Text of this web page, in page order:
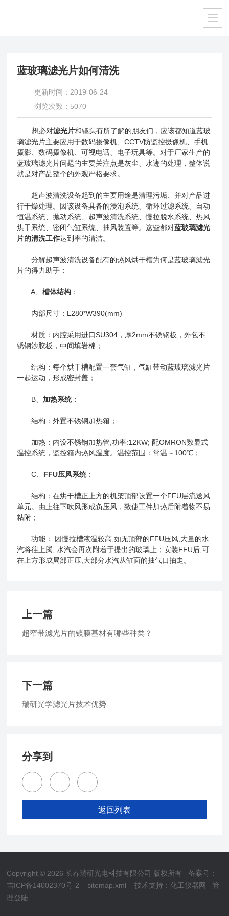
蓝玻璃滤光片如何清洗
更新时间：2019-06-24
浏览次数：5070
想必对滤光片和镜头有所了解的朋友们，应该都知道蓝玻
璃滤光片主要应用于数码摄像机、CCTV防监控摄像机、手机
摄影、数码摄像机、可视电话、电子玩具等。对于厂家生产的
蓝玻璃滤光片问题的主要关注点是灰尘、水迹的处理，整体说
就是对产品整个的外观严格要求。
超声波清洗设备起到的主要用途是清理污垢、并对产品进
行干燥处理。因该设备具备的浸泡系统、循环过滤系统、自动
恒温系统、抛动系统、超声波清洗系统、慢拉脱水系统、热风
烘干系统、密闭气缸系统、抽风装置等。这些都对蓝玻璃滤光
片的清洗工作达到率的清洁。
分解超声波清洗设备配有的热风烘干槽为何是蓝玻璃滤光
片的得力助手：
A、槽体结构 ：
内部尺寸：L280*W390(mm)
材质：内腔采用进口SU304，厚2mm不锈钢板，外包不
锈钢沙胶板，中间填岩棉；
结构：每个烘干槽配置一套气缸，气缸带动蓝玻璃滤光片
一起运动，形成密封盖；
B、 加热系统：
结构：外置不锈钢加热箱；
加热：内设不锈钢加热管,功率:12KW; 配OMRON数显式
温控系统，监控箱内热风温度。温控范围：常温～100℃；
C、 FFU压风系统：
结构：在烘干槽正上方的机架顶部设置一个FFU层流送风
单元。由上往下吹风形成负压风，致使工件加热后附着物不易
粘附；
功能： 因慢拉槽液温较高,如无顶部的FFU压风,大量的水
汽将往上腾, 水汽会再次附着于提出的玻璃上；安装FFU后,可
在上方形成局部正压,大部分水汽从缸面的抽气口抽走。
上一篇
超窄带滤光片的镀膜基材有哪些种类？
下一篇
瑞研光学滤光片技术优势
分享到
返回列表
Copyright © 2026 长春瑞研光电科技有限公司 版权所有 备案号：
吉ICP备14002370号-2
sitemap.xml 技术支持：化工仪器网
管
理登陆